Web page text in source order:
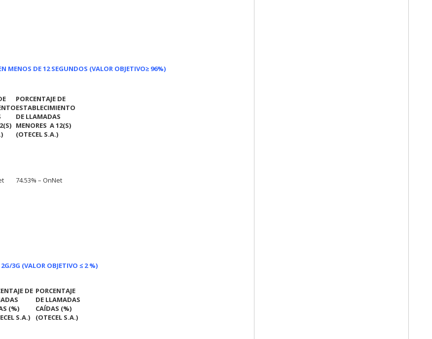
MENOS DE 12 SEGUNDOS (VALOR OBJETIVO≥ 96%)
PORCENTAJE DE
ESTABLECIMIENTO
DE LLAMADAS
MENORES A 12(S)
(OTECEL S.A.)
74.53% – OnNet
3G (VALOR OBJETIVO ≤ 2 %)
DE
(%)
S.A.)
PORCENTAJE
DE LLAMADAS
CAÍDAS (%)
(OTECEL S.A.)